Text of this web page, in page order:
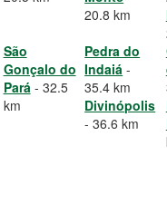
20.8 km
São
Gonçalo do
Pará- 32.5
km
Pedra do
Indaiá -
35.4 km
Divinópolis
- 36.6 km